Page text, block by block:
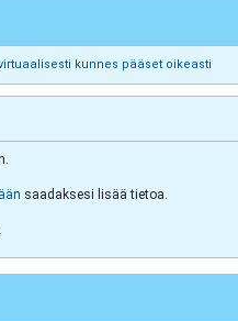
kunnes pääset oikeasti
saadaksesi lisää tietoa.